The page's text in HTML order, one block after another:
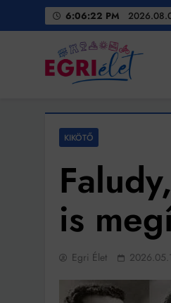
6:06:23 PM
Egri Élet
KIKÖTŐ
is
Egri Élet